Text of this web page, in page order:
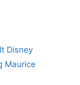
Disney
Maurice